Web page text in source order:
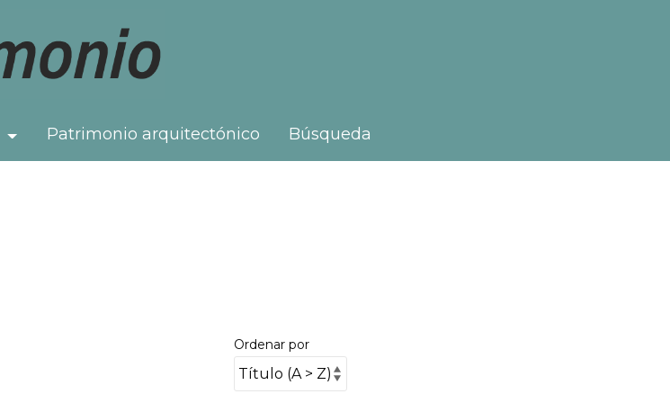
Toggle Dropdown
Patrimonio arquitectónico Búsqueda
Ordenar por